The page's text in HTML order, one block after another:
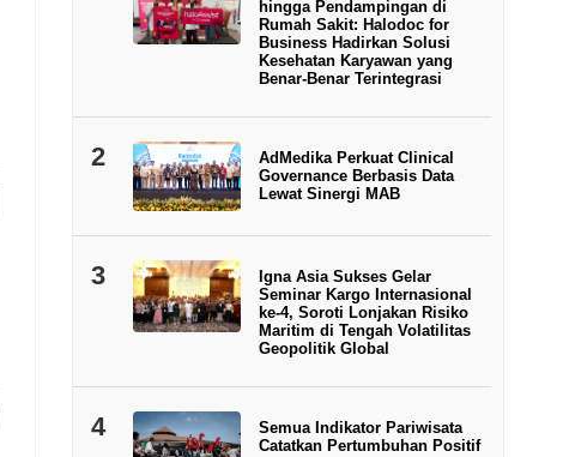
hingga Pendampingan di
Rumah Sakit: Halodoc for
Business Hadirkan Solusi
Kesehatan Karyawan yang
Benar-Benar Terintegrasi
2
AdMedika Perkuat Clinical
Governance Berbasis Data
Lewat Sinergi MAB
3
Igna Asia Sukses Gelar
Seminar Kargo Internasional
ke-4, Soroti Lonjakan Risiko
Maritim di Tengah Volatilitas
Geopolitik Global
4
Semua Indikator Pariwisata
Catatkan Pertumbuhan Positif